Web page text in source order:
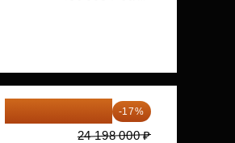
-17%
24 198 000 ₽